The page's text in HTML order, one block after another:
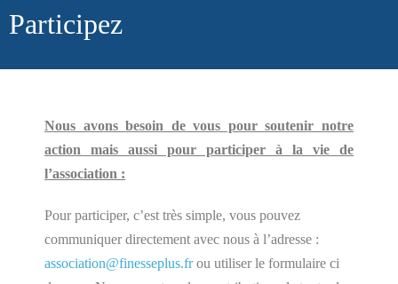
Participez
Nous avons besoin de vous pour soutenir notre
action mais aussi pour participer à la vie de
l’association :
Pour participer, c’est très simple, vous pouvez
communiquer directement avec nous à l’adresse :
association@finesseplus.frou utiliser le formulaire ci